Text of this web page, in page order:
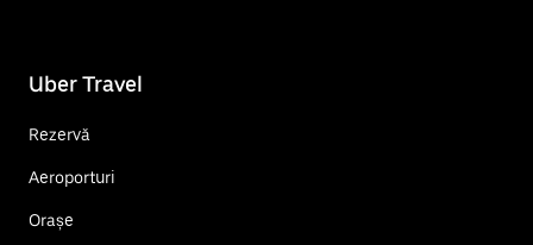
Uber Travel
Rezervă
Aeroporturi
Orașe